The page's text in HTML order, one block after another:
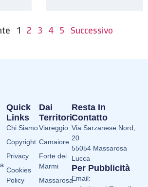
1 2 3 4 5 Successivo
Dai
Territori
Viareggio
Camaiore
Forte dei
Marmi
Massarosa
Quick
Links
Chi Siamo
Copyright
Privacy
Cookies
Policy
Resta In
Contatto
Via Sarzanese Nord,
20
55054 Massarosa
Lucca
Per Pubblicità
Email: